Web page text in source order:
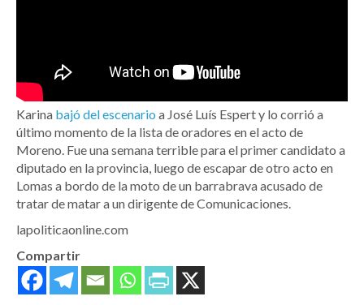
Karina bajó del escenario a José Luís Espert y lo corrió a
último momento de la lista de oradores en el acto de
Moreno. Fue una semana terrible para el primer candidato a
diputado en la provincia, luego de escapar de otro acto en
Lomas a bordo de la moto de un barrabrava acusado de
tratar de matar a un dirigente de Comunicaciones.
lapoliticaonline.com
Compartir